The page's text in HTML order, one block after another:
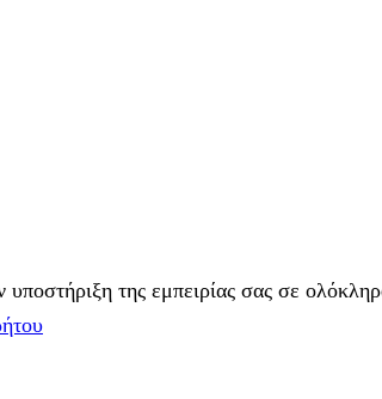
της εμπειρίας σας σε